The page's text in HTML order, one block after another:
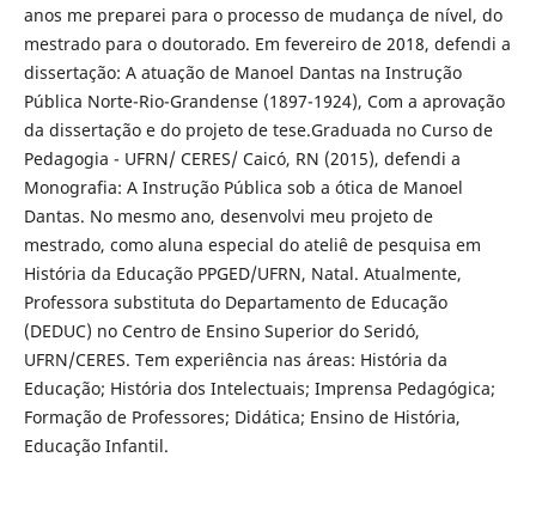
anos me preparei para o processo de mudança de nível, do
mestrado para o doutorado. Em fevereiro de 2018, defendi a
dissertação: A atuação de Manoel Dantas na Instrução
Pública Norte-Rio-Grandense (1897-1924), Com a aprovação
da dissertação e do projeto de tese.Graduada no Curso de
Pedagogia - UFRN/ CERES/ Caicó, RN (2015), defendi a
Monografia: A Instrução Pública sob a ótica de Manoel
Dantas. No mesmo ano, desenvolvi meu projeto de
mestrado, como aluna especial do ateliê de pesquisa em
História da Educação PPGED/UFRN, Natal. Atualmente,
Professora substituta do Departamento de Educação
(DEDUC) no Centro de Ensino Superior do Seridó,
UFRN/CERES. Tem experiência nas áreas: História da
Educação; História dos Intelectuais; Imprensa Pedagógica;
Formação de Professores; Didática; Ensino de História,
Educação Infantil.